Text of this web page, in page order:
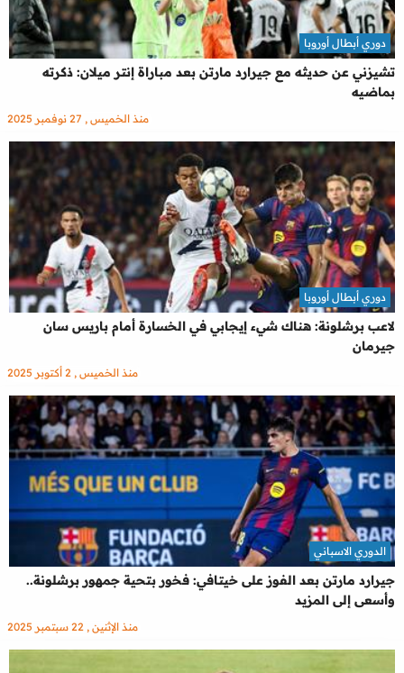
تشيزني عن حديثه مع جيرارد مارتن بعد مباراة إنتر ميلان: ذكرته
بماضيه
دوري أبطال أوروبا
منذ الخميس , 27 نوفمبر 2025
لاعب برشلونة: هناك شيء إيجابي في الخسارة أمام باريس سان
جيرمان
دوري أبطال أوروبا
منذ الخميس , 2 أكتوبر 2025
جيرارد مارتن بعد الفوز على خيتافي: فخور بتحية جمهور برشلونة..
وأسعى إلى المزيد
الدوري الاسباني
منذ الإثنين , 22 سبتمبر 2025